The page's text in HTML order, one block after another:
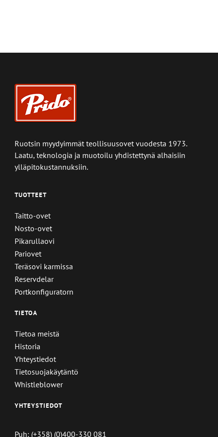
Ruotsin myydyimmät teollisuusovet vuodesta 1973.
Laatu, teknologia ja muotoilu yhdistettynä alhaisiin
ylläpitokustannuksiin.
TUOTTEET
Taitto-ovet
Nosto-ovet
Pikarullaovi
Pariovet
Teräsovi karmissa
Reservdelar
Portkonfiguratorn
TIETOA
Tietoa meistä
Historia
Yhteystiedot
Tietosuojakäytäntö
Whistleblower
YHTEYSTIEDOT
Puh: (+358) (0)400-330 081